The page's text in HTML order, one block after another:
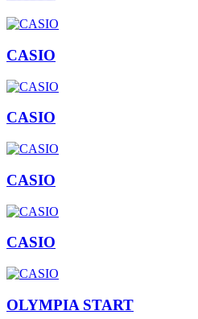
CASIO
CASIO
CASIO
CASIO
OLYMPIA START